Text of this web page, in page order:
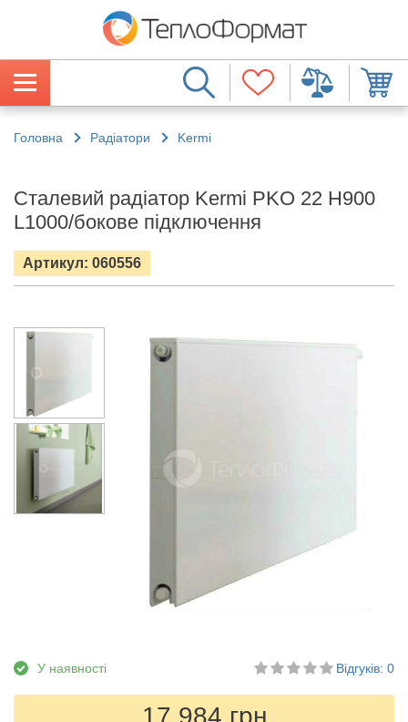
Головна Радіатори Kermi
Сталевий радіатор Kermi PKO 22 H900
L1000/бокове підключення
Артикул: 060556
У наявності Відгуків: 0
17 984 грн